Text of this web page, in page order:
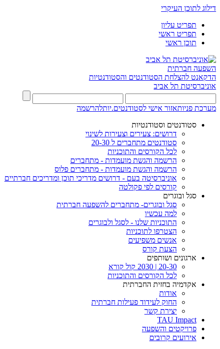
דילוג לתוכן העיקרי
תפריט עליון
תפריט ראשי
תוכן ראשי
השפעה חברתית
הדקאנט להצלחת הסטודנטים והסטודנטיות
אוניברסיטת תל אביב
מערכת פניותאזור אישי לסטודנטים.יותלהרשמה
סטודנטים וסטודנטיות
דרושים: צעירים וצעירות לשינוי
סטודנטים מתחברים ל 20-30
לכל הקורסים והתוכניות
הרשמה והגשת מועמדות - מתחברים
הרשמה והגשת מועמדות - מתחברים פלוס
אוניברסיטה בעם - דרושים מדריכי תוכן ומדריכים חברתיים
קורסים לפי פקולטה
סגל ובוגרים
סגל ובוגרים- מתחברים להשפעה חברתית
למה עכשיו
התוכניות שלנו - לסגל ולבוגרים
הצטרפו לתוכניות
אנשים משפיעים
הצעת קורס
ארגונים ושותפים
20-30 | 2030 קול קורא
לכל הקורסים והתוכניות
אקדמיה בחזית החברתית
אודות
החוק לעידוד פעילות חברתית
יצירת קשר
TAU Impact
פרויקטים והשפעה
אירועים קרובים